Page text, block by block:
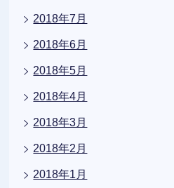
2018年7月
2018年6月
2018年5月
2018年4月
2018年3月
2018年2月
2018年1月